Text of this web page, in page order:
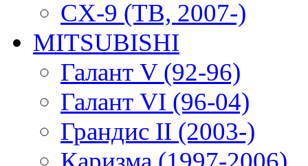
CX-9 (TB, 2007-)
MITSUBISHI
Галант V (92-96)
Галант VI (96-04)
Грандис II (2003-)